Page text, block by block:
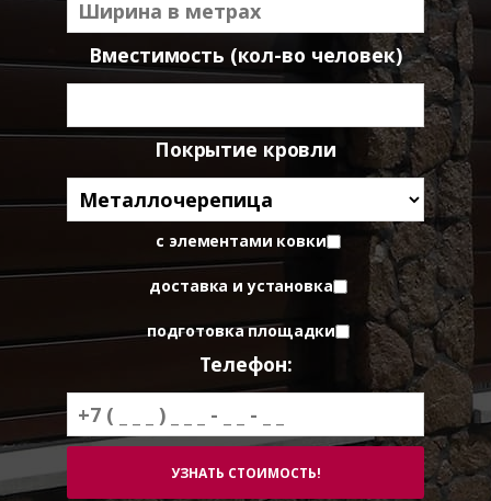
Вместимость (кол-во человек)
Покрытие кровли
с элементами ковки
доставка и установка
подготовка площадки
Телефон: